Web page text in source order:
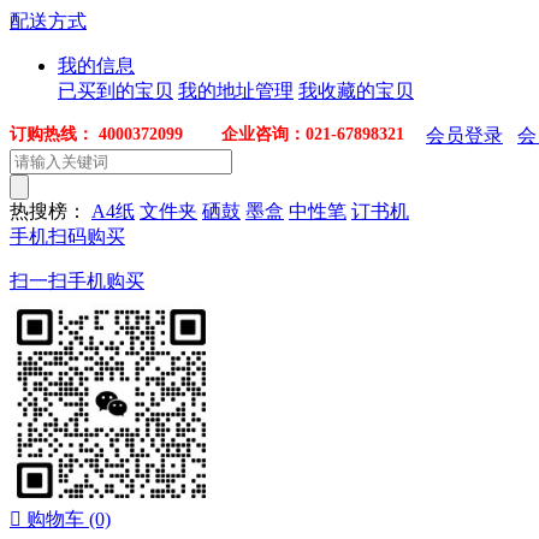
配送方式
我的信息
已买到的宝贝 我的地址管理 我收藏的宝贝
订购热线： 4000372099 企业咨询：021-67898321 会员登录
热搜榜： A4纸 文件夹 硒鼓 墨盒 中性笔 订书机
手机扫码购买
扫一扫手机购买
 购物车 (0)